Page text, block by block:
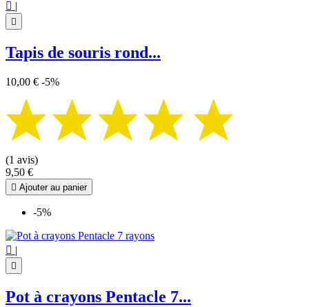
 |

Tapis de souris rond...
10,00 € -5%
(1 avis)
9,50 €
 Ajouter au panier
-5%
 |

Pot à crayons Pentacle 7...